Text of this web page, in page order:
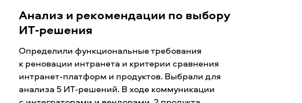
Анализ и рекомендации по выбору
ИТ-решения
Определили функциональные требования
к реновации интранета и критерии сравнения
интранет-платформ и продуктов. Выбрали для
анализа 5 ИТ-решений. В ходе коммуникации